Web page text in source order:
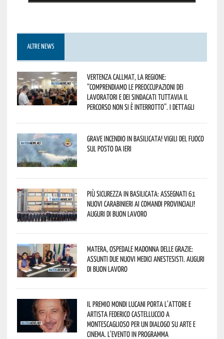
ALTRE NEWS
Vertenza CallMat, la Regione:
“comprendiamo le preoccupazioni dei
lavoratori e dei sindacati tuttavia il
percorso non si è interrotto”. I dettagli
Grave incendio in Basilicata! Vigili del fuoco
sul posto da ieri
Più sicurezza in Basilicata: assegnati 61
nuovi Carabinieri ai Comandi provinciali!
Auguri di buon lavoro
Matera, Ospedale Madonna delle Grazie:
assunti due nuovi medici anestesisti. Auguri
di buon lavoro
Il Premio Mondi Lucani porta l’attore e
artista Federico Castelluccio a
Montescaglioso per un dialogo su arte e
cinema. L’evento in programma